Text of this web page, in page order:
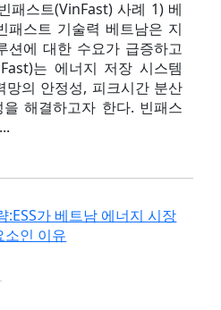
패스트(VinFast) 사례 1) 베
패스트 기술력 베트남은 지
션에 대한 수요가 급증하고
는 에너지 저장 시스템
망의 안정성, 피크시간 분산
해결하고자 한다. 빈패스
:ESS가 베트남 에너지 시장
소인 이유